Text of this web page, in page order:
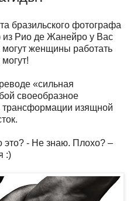
бразильского фотографа
из Рио де Жанейро у Вас
могут женщины работать
«сильная
своеобразное
изящной
это? - Не знаю. Плохо? –
:)